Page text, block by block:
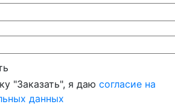
"Заказать", я даю согласие на
данных